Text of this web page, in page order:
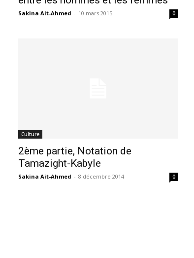
Sakina Ait-Ahmed - 10 mars 2015 0
Culture
2ème partie, Notation de
Tamazight-Kabyle
Sakina Ait-Ahmed - 8 décembre 2014 0